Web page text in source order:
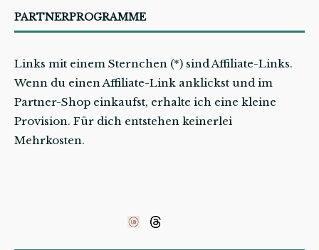
PARTNERPROGRAMME
Links mit einem Sternchen (*) sind Affiliate-Links.
Wenn du einen Affiliate-Link anklickst und im
Partner-Shop einkaufst, erhalte ich eine kleine
Provision. Für dich entstehen keinerlei
Mehrkosten.